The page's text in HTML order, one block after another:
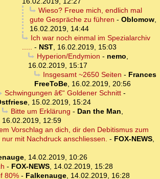
Wieso? Freue mich, endlich mal
gute Gespräche zu führen - Oblomow,
16.02.2019, 14:44
Ich war noch einmal im Spezialarchiv
..... - NST, 16.02.2019, 15:03
Hyperion/Endymion - nemo,
16.02.2019, 15:17
Insgesamt ~2650 Seiten - Frances
FreeToBe, 16.02.2019, 20:56
Schwingungen â€“ Goldener Schnitt-
, 15.02.2019, 15:24
Bitte um Erklärung - Dan the Man,
16.02.2019, 12:59
Vorschlag an dich, dir den Debitismus zum
mit Nachdruck anschliessen. - FOX-NEWS,
, 14.02.2019, 10:26
- FOX-NEWS, 14.02.2019, 15:28
80%- Falkenauge, 14.02.2019, 16:28